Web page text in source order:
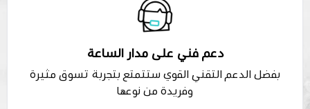
دعم فني على مدار الساعة
بفضل الدعم التقني القوي ستتمتع بتجربة تسوق مثيرة
وفريدة من نوعها